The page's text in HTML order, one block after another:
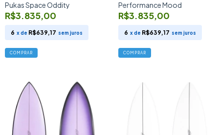
Pukas Space Oddity
R$3.835,00
6 x de R$639,17 sem juros
COMPRAR
Performance Mood
R$3.835,00
6 x de R$639,17 sem juros
COMPRAR